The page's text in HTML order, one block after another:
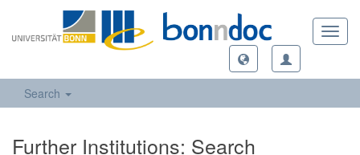
Search
Further Institutions: Search